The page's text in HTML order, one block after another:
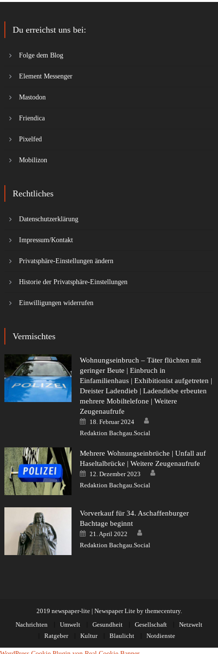
Du erreichst uns bei:
Folge dem Blog
Element Messenger
Mastodon
Friendica
Pixelfed
Mobilizon
Rechtliches
Datenschutzerklärung
Impressum/Kontakt
Privatsphäre-Einstellungen ändern
Historie der Privatsphäre-Einstellungen
Einwilligungen widerrufen
Vermischtes
Wohnungseinbruch – Täter flüchten mit
geringer Beute | Einbruch in
Einfamilienhaus | Exhibitionist aufgetreten |
Dreister Ladendieb | Ladendiebe erbeuten
mehrere Mobiltelefone | Weitere
Zeugenaufrufe
Posted
on
18. Februar 2024
Redaktion Bachgau.Social
Mehrere Wohnungseinbrüche | Unfall auf
Haseltalbrücke | Weitere Zeugenaufrufe
Posted
on
12. Dezember 2023
Redaktion Bachgau.Social
Vorverkauf für 34. Aschaffenburger
Bachtage beginnt
Posted
on
21. April 2022
Redaktion Bachgau.Social
2019 newspaper-lite | Newspaper Lite by themecentury.
Nachrichten
Umwelt Gesundheit Gesellschaft
Netzwelt
Ratgeber
Kultur Blaulicht Notdienste